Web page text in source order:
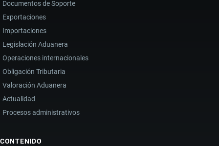
Documentos de Soporte
Exportaciones
Importaciones
Legislación Aduanera
Operaciones internacionales
Obligación Tributaria
Valoración Aduanera
Actualidad
Procesos administrativos
CONTENIDO